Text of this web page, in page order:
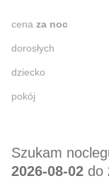
cena za noc
dorosłych
dziecko
pokój
Szukam
2026-08-02 do